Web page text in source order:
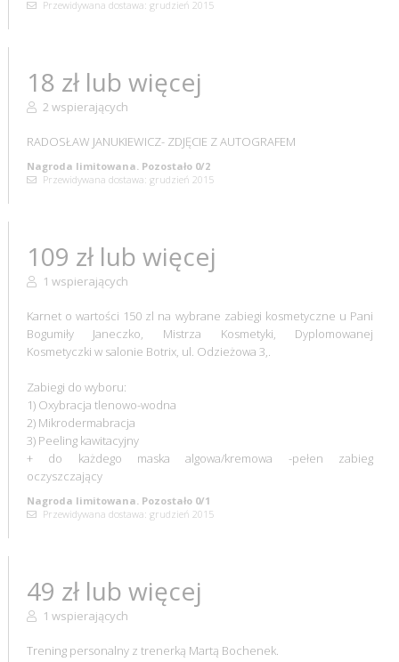
Przewidywana dostawa: grudzień 2015
18 zł lub więcej
2 wspierających
RADOSŁAW JANUKIEWICZ- ZDJĘCIE Z AUTOGRAFEM
Nagroda limitowana. Pozostało 0/2
Przewidywana dostawa: grudzień 2015
109 zł lub więcej
1 wspierających
Karnet o wartości 150 zl na wybrane zabiegi kosmetyczne u Pani
Bogumiły Janeczko, Mistrza Kosmetyki, Dyplomowanej
Kosmetyczki w salonie Botrix, ul. Odzieżowa 3,.
Zabiegi do wyboru:
1) Oxybracja tlenowo-wodna
2) Mikrodermabracja
3) Peeling kawitacyjny
+ do każdego maska algowa/kremowa -pełen zabieg
oczyszczający
Nagroda limitowana. Pozostało 0/1
Przewidywana dostawa: grudzień 2015
49 zł lub więcej
1 wspierających
Trening personalny z trenerką Martą Bochenek.